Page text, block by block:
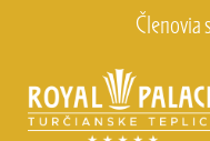
Členovia